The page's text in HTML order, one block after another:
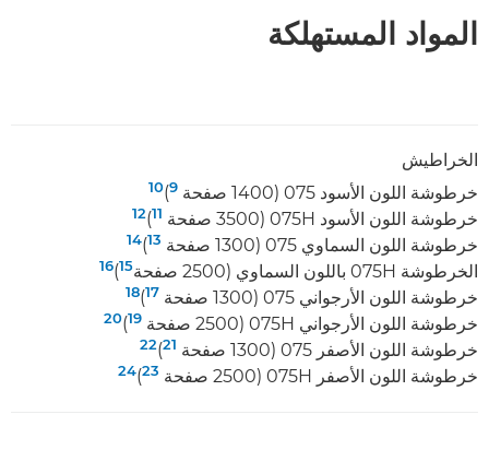
المواد المستهلكة
الخراطيش
خرطوشة اللون الأسود 075‏ (1400 صفحة
9
)
10
خرطوشة اللون الأسود 075H‏ (3500 صفحة 11
)
12
خرطوشة اللون السماوي 075‏ (1300 صفحة 13
)
14
الخرطوشة 075H باللون السماوي (2500 صفحة 15
)‏
16
خرطوشة اللون الأرجواني 075‏ (1300 صفحة 17
)
18
خرطوشة اللون الأرجواني 075H‏ (2500 صفحة 19
)
20
خرطوشة اللون الأصفر 075‏ (1300 صفحة 21
)
22
خرطوشة اللون الأصفر 075H‏ (2500 صفحة 23
)
24